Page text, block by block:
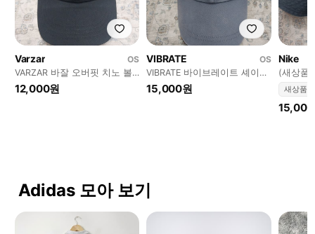
Varzar
OS
VARZAR 바잘 오버핏 치노 볼
캡 (56-60호)
12,000원
VIBRATE
OS
VIBRATE 바이브레이트 셰이크
사인 볼캡
15,000원
Nike
(새상품
m새상품
Adidas 모아 보기